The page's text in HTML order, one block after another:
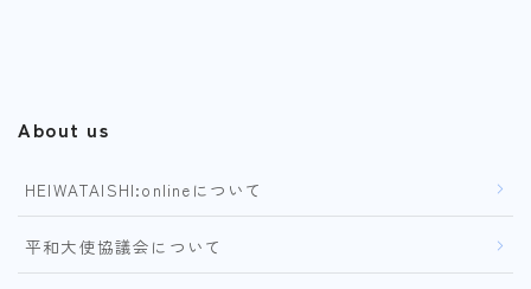
About us
HEIWATAISHI:onlineについて
平和大使協議会について